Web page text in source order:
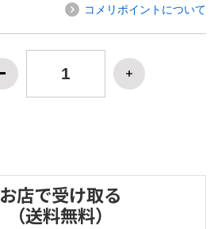
コメリポイントについて
お店で受け取る
（送料無料）